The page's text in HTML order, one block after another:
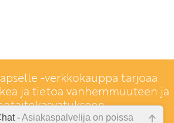
-verkkokauppa tarjoaa
ja tietoa vanhemmuuteen ja
-Asiakaspalvelija on poissa